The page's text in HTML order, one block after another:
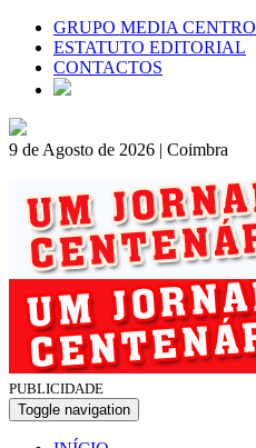
GRUPO MEDIA CENTRO
ESTATUTO EDITORIAL
CONTACTOS
9 de Agosto de 2026 | Coimbra
PUBLICIDADE
Toggle navigation